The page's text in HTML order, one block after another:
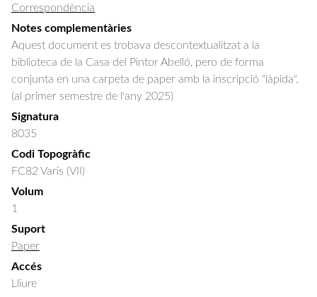
Correspondència
Notes complementàries
Aquest document es trobava descontextualitzat a la
biblioteca de la Casa del Pintor Abelló, pero de forma
conjunta en una carpeta de paper amb la inscripció "làpida".
(al primer semestre de l'any 2025)
Signatura
8035
Codi Topogràfic
FC82 Varis (VII)
Volum
1
Suport
Paper
Accés
Lliure